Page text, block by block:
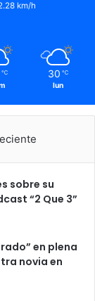
km/h
℃ 30 ℃
lun
sobre su
“2 Que 3”
en plena
novia en